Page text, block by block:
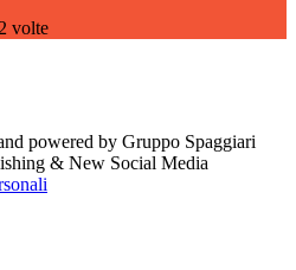
volte
powered by Gruppo Spaggiari
& New Social Media